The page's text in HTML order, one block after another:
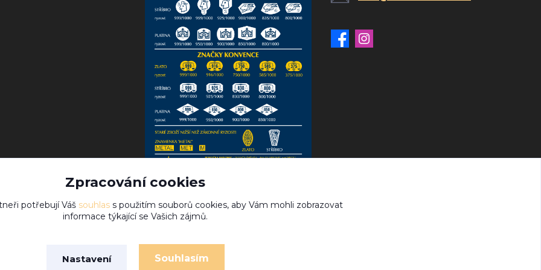
Zpracování cookies
potřebují Váš souhlass použitím souborů cookies, aby Vám mohli zobrazovat
informace týkající se Vašich zájmů.
Nastavení Souhlasím